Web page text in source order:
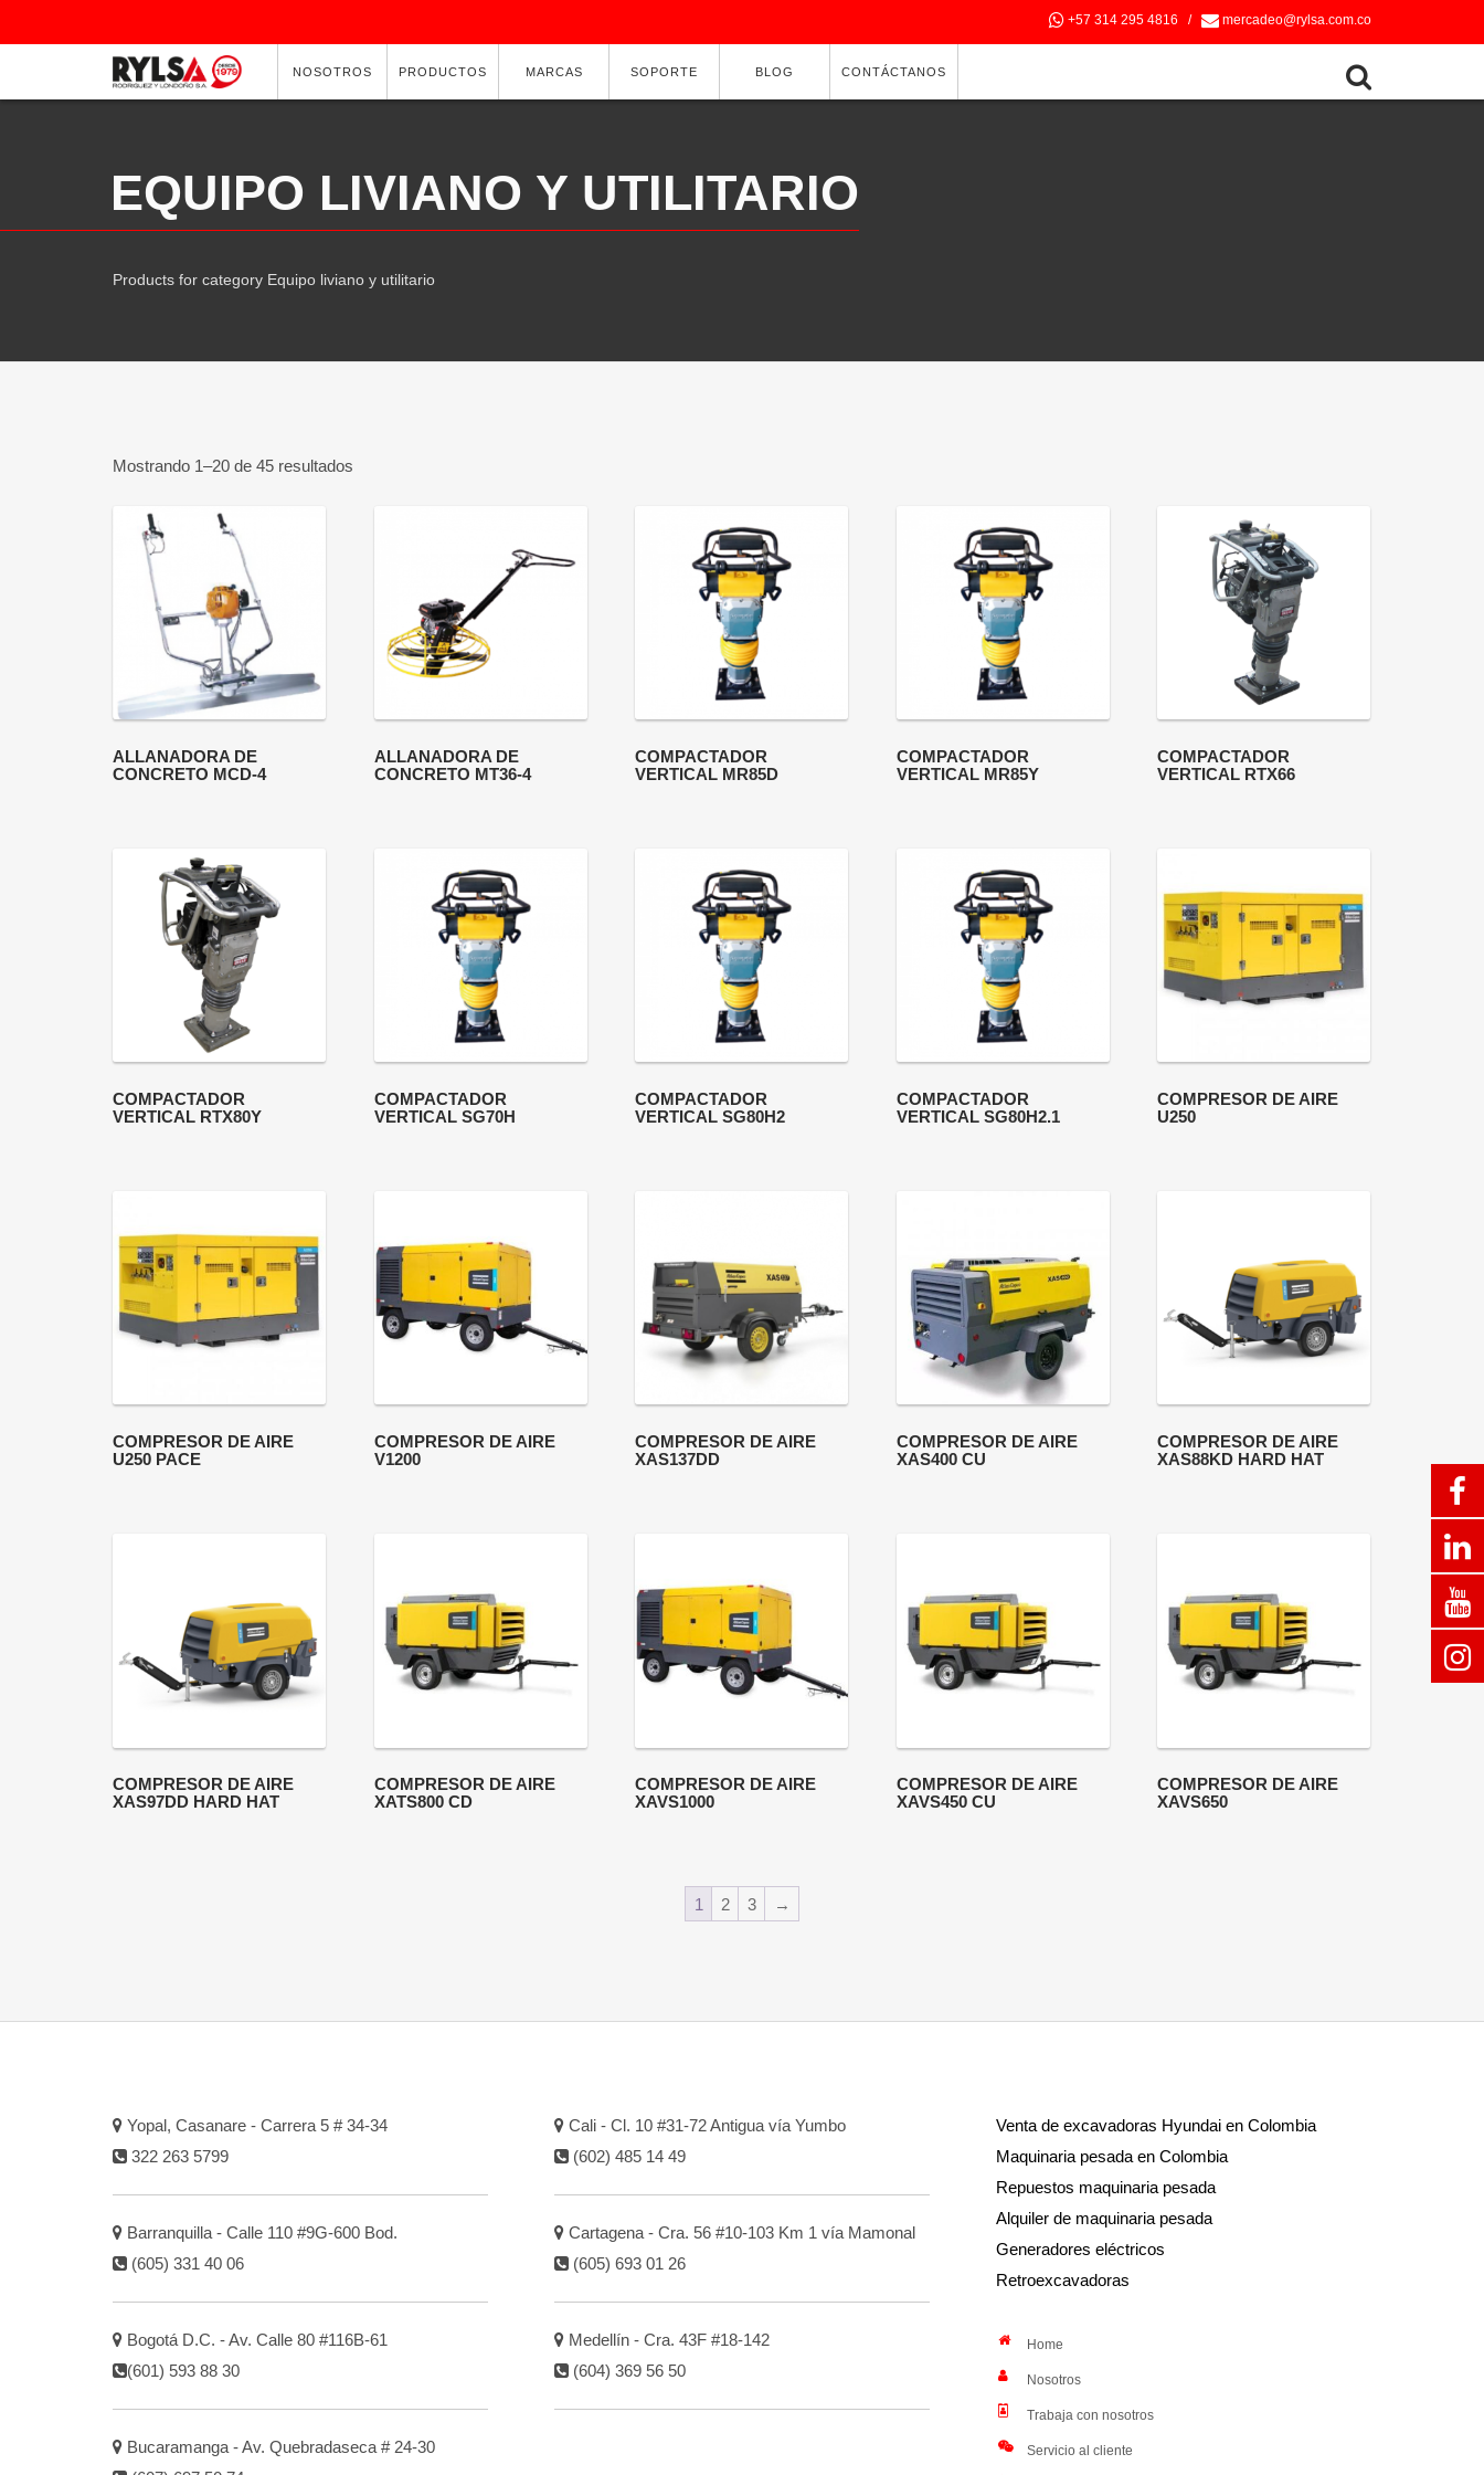
+57 314 295 4816 / mercadeo@rylsa.com.co
NOSOTROS PRODUCTOS MARCAS SOPORTE BLOG CONTÁCTANOS
EQUIPO LIVIANO Y UTILITARIO
Products for category Equipo liviano y utilitario
Mostrando 1–20 de 45 resultados
ALLANADORA DE
CONCRETO MCD-4
ALLANADORA DE
CONCRETO MT36-4
COMPACTADOR
VERTICAL MR85D
COMPACTADOR
VERTICAL MR85Y
COMPACTADOR
VERTICAL RTX66
COMPACTADOR
VERTICAL RTX80Y
COMPACTADOR
VERTICAL SG70H
COMPACTADOR
VERTICAL SG80H2
COMPACTADOR
VERTICAL SG80H2.1
COMPRESOR DE AIRE
U250
COMPRESOR DE AIRE
U250 PACE
COMPRESOR DE AIRE
V1200
COMPRESOR DE AIRE
XAS137DD
COMPRESOR DE AIRE
XAS400 CU
COMPRESOR DE AIRE
XAS88KD HARD HAT
COMPRESOR DE AIRE
XAS97DD HARD HAT
COMPRESOR DE AIRE
XATS800 CD
COMPRESOR DE AIRE
XAVS1000
COMPRESOR DE AIRE
XAVS450 CU
COMPRESOR DE AIRE
XAVS650
1 2 3 →
Yopal, Casanare - Carrera 5 # 34-34
322 263 5799
Barranquilla - Calle 110 #9G-600 Bod.
(605) 331 40 06
Bogotá D.C. - Av. Calle 80 #116B-61
(601) 593 88 30
Bucaramanga - Av. Quebradaseca # 24-30
Cali - Cl. 10 #31-72 Antigua vía Yumbo
(602) 485 14 49
Cartagena - Cra. 56 #10-103 Km 1 vía Mamonal
(605) 693 01 26
Medellín - Cra. 43F #18-142
(604) 369 56 50
Venta de excavadoras Hyundai en Colombia
Maquinaria pesada en Colombia
Repuestos maquinaria pesada
Alquiler de maquinaria pesada
Generadores eléctricos
Retroexcavadoras
Home
Nosotros
Trabaja con nosotros
Servicio al cliente